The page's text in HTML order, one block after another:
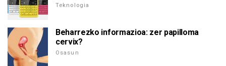
Teknologia
Beharrezko informazioa: zer papilloma
cervix?
Osasun